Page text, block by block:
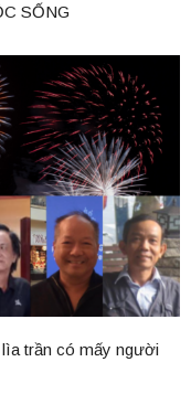
SỐNG
trần có mấy người